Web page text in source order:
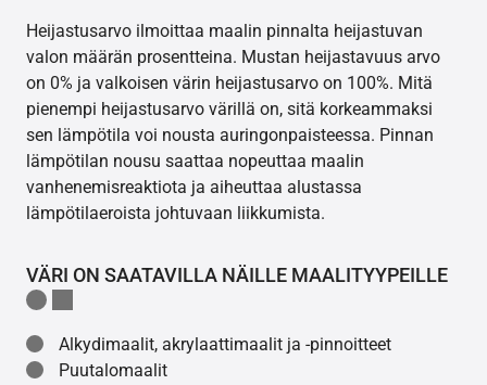
Heijastusarvo ilmoittaa maalin pinnalta heijastuvan
valon määrän prosentteina. Mustan heijastavuus arvo
on 0% ja valkoisen värin heijastusarvo on 100%. Mitä
pienempi heijastusarvo värillä on, sitä korkeammaksi
sen lämpötila voi nousta auringonpaisteessa. Pinnan
lämpötilan nousu saattaa nopeuttaa maalin
vanhenemisreaktiota ja aiheuttaa alustassa
lämpötilaeroista johtuvaan liikkumista.
VÄRI ON SAATAVILLA NÄILLE MAALITYYPEILLE
Alkydimaalit, akrylaattimaalit ja -pinnoitteet
Puutalomaalit